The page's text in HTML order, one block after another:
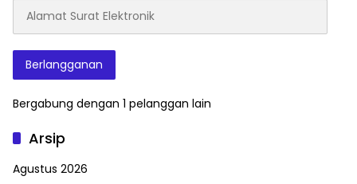
Surat
Elektronik
Berlangganan
Bergabung dengan 1 pelanggan lain
Arsip
Agustus 2026